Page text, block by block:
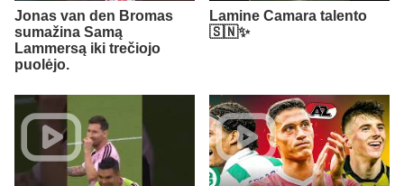
Jonas van den Bromas
sumažina Samą
Lammersą iki trečiojo
puolėjo.
Lamine Camara talento
🇸🇳✨